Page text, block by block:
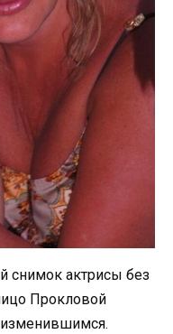
снимок актрисы без
Прокловой